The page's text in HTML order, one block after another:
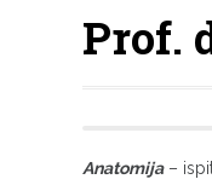
Prof.
Anatomija–